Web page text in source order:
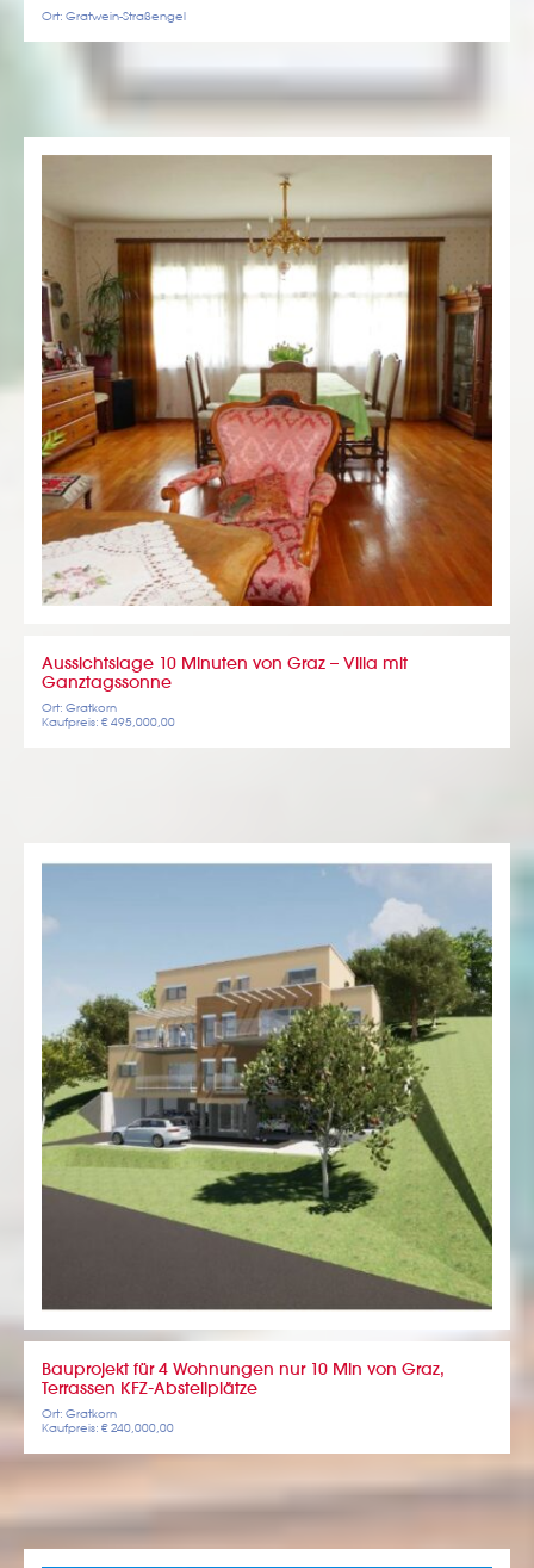
Ort: Gratwein-Straßengel
Aussichtslage 10 Minuten von Graz – Villa mit
Ganztagssonne
Ort: Gratkorn
Kaufpreis: € 495,000,00
Bauprojekt für 4 Wohnungen nur 10 Min von Graz,
Terrassen KFZ-Abstellplätze
Ort: Gratkorn
Kaufpreis: € 240,000,00